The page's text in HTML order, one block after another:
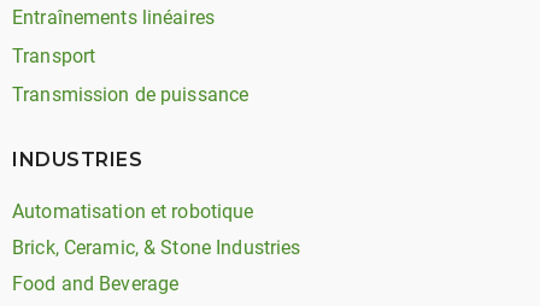
Entraînements linéaires
Transport
Transmission de puissance
INDUSTRIES
Automatisation et robotique
Brick, Ceramic, & Stone Industries
Food and Beverage